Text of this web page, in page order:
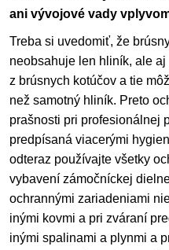
ani vývojové vady
Treba si uvedomiť, že
neobsahuje len hliník, ale
z brúsnych kotúčov a tie
než samotný hliník. Preto
prašnosti pri profesionálnej
predpísaná viacerými
odteraz používajte všetky
vybavení zámočníckej
ochrannými zariadeniami
inými kovmi a pri zváraní
inými spalinami a plynmi a